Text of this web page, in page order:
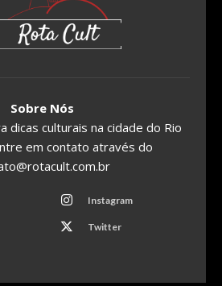
Sobre Nós
dicas culturais na cidade do Rio
em contato através do
Instagram
Twitter